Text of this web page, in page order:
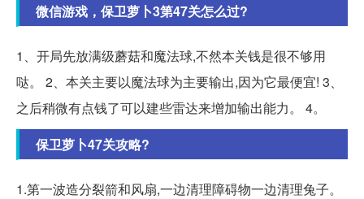
微信游戏，保卫萝卜3第47关怎么过?
1、开局先放满级蘑菇和魔法球,不然本关钱是很不够用
哒。 2、本关主要以魔法球为主要输出,因为它最便宜! 3、
之后稍微有点钱了可以建些雷达来增加输出能力。 4。
保卫萝卜47关攻略?
1.第一波造分裂箭和风扇,一边清理障碍物一边清理兔子。